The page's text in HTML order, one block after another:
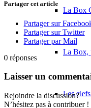
La Box
La Box,
Les
Partager cet article
Partager sur
Partager sur Twitter
Partager par Mail
0 réponses
Laisser un
Rejoindre la discussion?
N’hésitez pas à contribuer !